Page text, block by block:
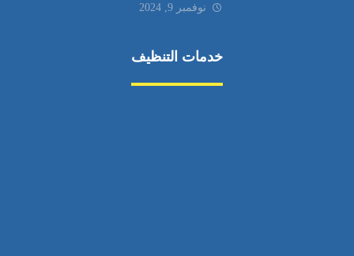
نوفمبر 9, 2024
خدمات التنظيف